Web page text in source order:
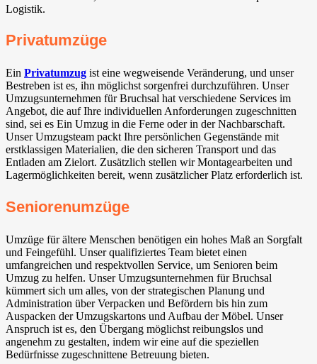
Logistik.
Privatumzüge
Ein Privatumzug ist eine wegweisende Veränderung, und unser
Bestreben ist es, ihn möglichst sorgenfrei durchzuführen. Unser
Umzugsunternehmen für Bruchsal hat verschiedene Services im
Angebot, die auf Ihre individuellen Anforderungen zugeschnitten
sind, sei es Ein Umzug in die Ferne oder in der Nachbarschaft.
Unser Umzugsteam packt Ihre persönlichen Gegenstände mit
erstklassigen Materialien, die den sicheren Transport und das
Entladen am Zielort. Zusätzlich stellen wir Montagearbeiten und
Lagermöglichkeiten bereit, wenn zusätzlicher Platz erforderlich ist.
Seniorenumzüge
Umzüge für ältere Menschen benötigen ein hohes Maß an Sorgfalt
und Feingefühl. Unser qualifiziertes Team bietet einen
umfangreichen und respektvollen Service, um Senioren beim
Umzug zu helfen. Unser Umzugsunternehmen für Bruchsal
kümmert sich um alles, von der strategischen Planung und
Administration über Verpacken und Befördern bis hin zum
Auspacken der Umzugskartons und Aufbau der Möbel. Unser
Anspruch ist es, den Übergang möglichst reibungslos und
angenehm zu gestalten, indem wir eine auf die speziellen
Bedürfnisse zugeschnittene Betreuung bieten.